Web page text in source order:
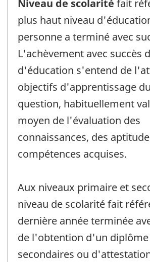
Niveau de scolarité fait
plus haut niveau
personne a terminé avec
L'achèvement avec succès
d'éducation s'entend de
objectifs d'apprentissage
question, habituellement
moyen de l'évaluation des
connaissances, des
compétences acquises.
Aux niveaux primaire et
niveau de scolarité fait
dernière année terminée
de l'obtention d'un
secondaires ou